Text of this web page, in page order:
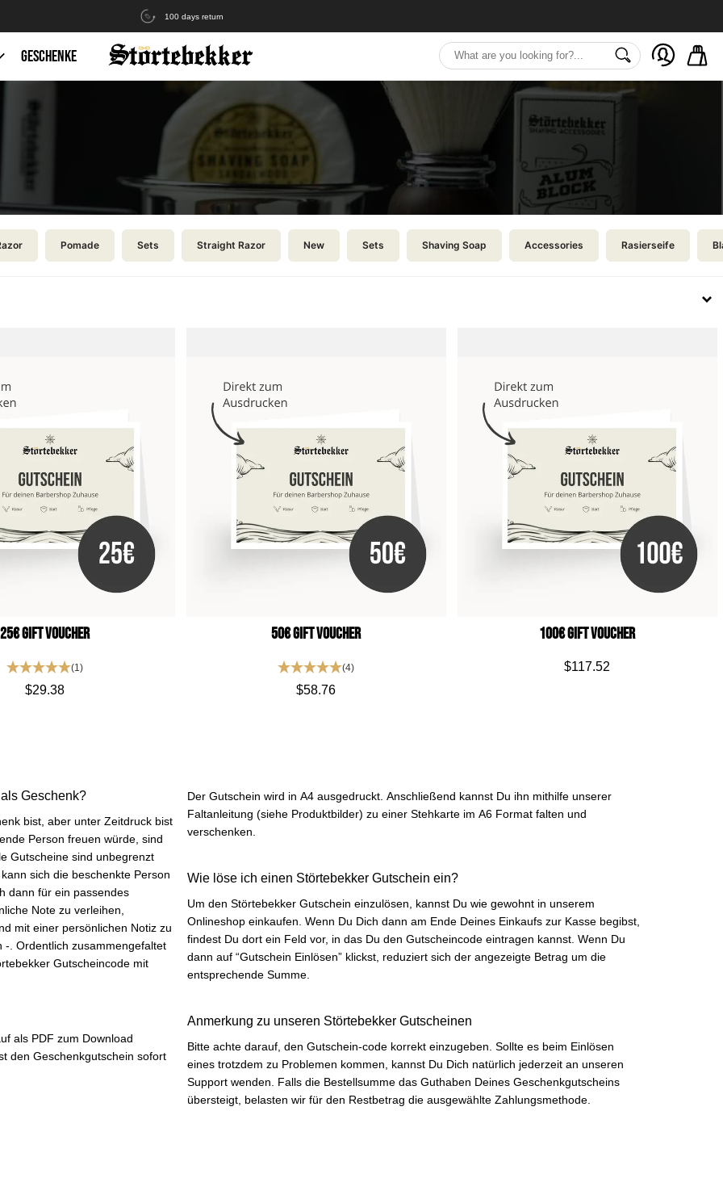
100 days return
GESCHENKE
Pomade Sets Straight Razor New Sets Shaving Soap Accessories Rasierseife
25€ Gift Voucher
(1)
$29.38
50€ Gift Voucher
(4)
$58.76
100€ Gift Voucher
$117.52
Geschenk?
bist, aber unter Zeitdruck bist
Person freuen würde, sind
mit einer persönlichen Notiz zu
Gutscheincode mit
als PDF zum Download
den Geschenkgutschein sofort
Der Gutschein wird in A4 ausgedruckt. Anschließend kannst Du ihn mithilfe unserer
Faltanleitung (siehe Produktbilder) zu einer Stehkarte im A6 Format falten und
verschenken.
Wie löse ich einen Störtebekker Gutschein ein?
Um den Störtebekker Gutschein einzulösen, kannst Du wie gewohnt in unserem
Onlineshop einkaufen. Wenn Du Dich dann am Ende Deines Einkaufs zur Kasse begibst,
findest Du dort ein Feld vor, in das Du den Gutscheincode eintragen kannst. Wenn Du
dann auf “Gutschein Einlösen” klickst, reduziert sich der angezeigte Betrag um die
entsprechende Summe.
Anmerkung zu unseren Störtebekker Gutscheinen
Bitte achte darauf, den Gutschein-code korrekt einzugeben. Sollte es beim Einlösen
eines trotzdem zu Problemen kommen, kannst Du Dich natürlich jederzeit an unseren
Support wenden. Falls die Bestellsumme das Guthaben Deines Geschenkgutscheins
übersteigt, belasten wir für den Restbetrag die ausgewählte Zahlungsmethode.